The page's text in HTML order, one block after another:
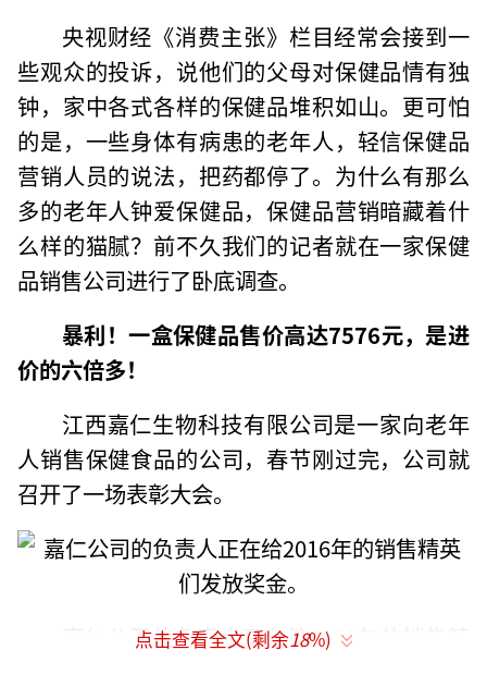
央视财经《消费主张》栏目经常会接到一
些观众的投诉，说他们的父母对保健品情有独
钟，家中各式各样的保健品堆积如山。更可怕
的是，一些身体有病患的老年人，轻信保健品
营销人员的说法，把药都停了。为什么有那么
多的老年人钟爱保健品，保健品营销暗藏着什
么样的猫腻？前不久我们的记者就在一家保健
品销售公司进行了卧底调查。
暴利！一盒保健品售价高达7576元，是进
价的六倍多！
江西嘉仁生物科技有限公司是一家向老年
人销售保健食品的公司，春节刚过完，公司就
召开了一场表彰大会。
嘉仁公司的负责人正在给2016年的销售精
点击查看全文(剩余18%)